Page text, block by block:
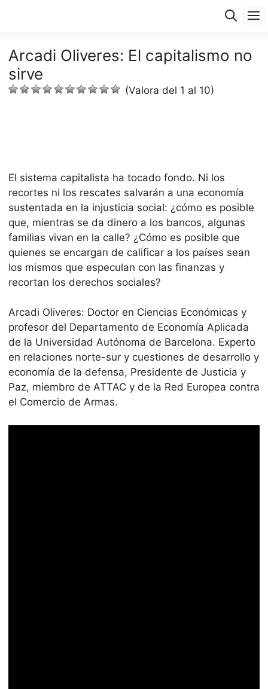
Arcadi Oliveres: El capitalismo no
sirve
(Valora del 1 al 10)
El sistema capitalista ha tocado fondo. Ni los
recortes ni los rescates salvarán a una economía
sustentada en la injusticia social: ¿cómo es posible
que, mientras se da dinero a los bancos, algunas
familias vivan en la calle? ¿Cómo es posible que
quienes se encargan de calificar a los países sean
los mismos que especulan con las finanzas y
recortan los derechos sociales?
Arcadi Oliveres: Doctor en Ciencias Económicas y
profesor del Departamento de Economía Aplicada
de la Universidad Autónoma de Barcelona. Experto
en relaciones norte-sur y cuestiones de desarrollo y
economía de la defensa, Presidente de Justicia y
Paz, miembro de ATTAC y de la Red Europea contra
el Comercio de Armas.